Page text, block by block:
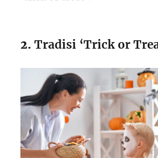
2.Tradisi ‘Trick or